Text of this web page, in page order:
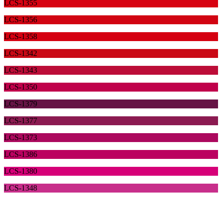
LCS-1355
LCS-1356
LCS-1358
LCS-1342
LCS-1343
LCS-1350
LCS-1379
LCS-1377
LCS-1373
LCS-1386
LCS-1380
LCS-1348